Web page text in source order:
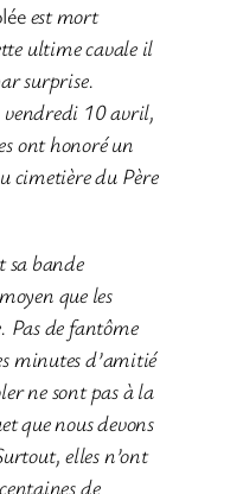
est mort
ultime cavale il
surprise.
vendredi 10 avril,
ont honoré un
cimetière du Père
sa bande
que les
Pas de fantôme
minutes d’amitié
ne sont pas à la
que nous devons
elles n’ont
de